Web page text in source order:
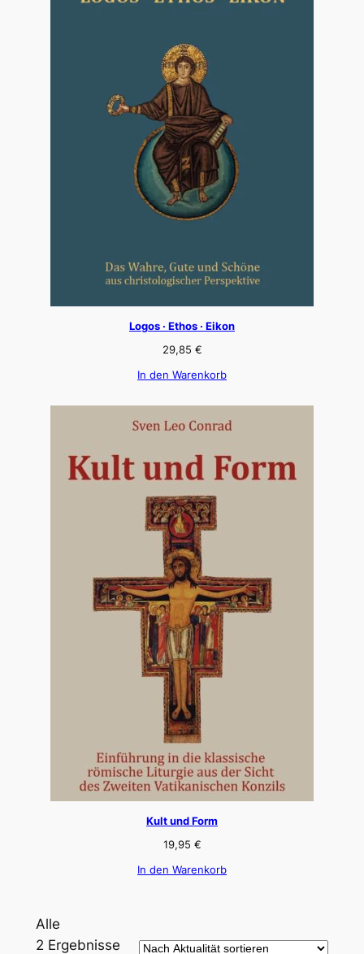
Logos · Ethos · Eikon
29,85 €
In den Warenkorb
Kult und Form
19,95 €
In den Warenkorb
Alle
2 Ergebnisse